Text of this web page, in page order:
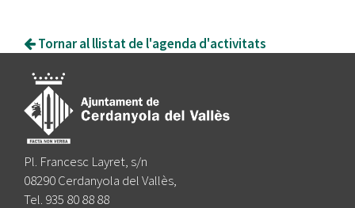
Tornar al llistat de l'agenda d'activitats
Pl. Francesc Layret, s/n
08290 Cerdanyola del Vallès,
Tel. 935 80 88 88